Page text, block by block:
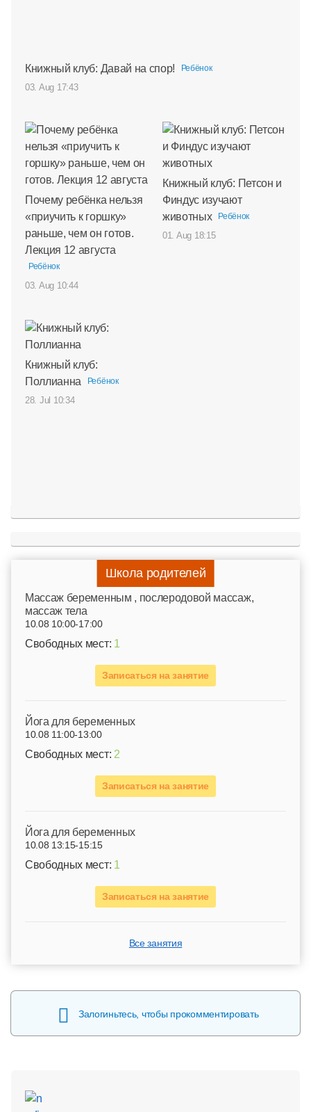
Книжный клуб: Давай на спор! Ребёнок
03. Aug 17:43
Почему ребёнка нельзя
«приучить к горшку»
раньше, чем он готов.
Лекция 12 августа
Ребёнок
03. Aug 10:44
Книжный клуб: Петсон и
Финдус изучают
животных
Ребёнок
01. Aug 18:15
Книжный клуб:
Поллианна
Ребёнок
28. Jul 10:34
Школа родителей
Mассаж беременным , послеродовой массаж,
массаж тела
10.08 10:00-17:00
Свободных мест: 1
Записаться на занятие
Йога для беременных
10.08 11:00-13:00
Свободных мест: 2
Записаться на занятие
Йога для беременных
10.08 13:15-15:15
Свободных мест: 1
Записаться на занятие
Все занятия
Залогиньтесь, чтобы прокомментировать